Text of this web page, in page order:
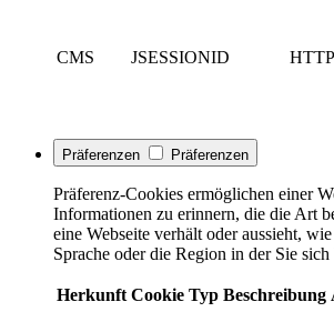
CMS JSESSIONID HTTP
Präferenzen Präferenzen
Präferenz-Cookies ermöglichen einer
Informationen zu erinnern, die die Art
eine Webseite verhält oder aussieht,
Sprache oder die Region in der Sie
Herkunft Cookie Typ Beschreibung